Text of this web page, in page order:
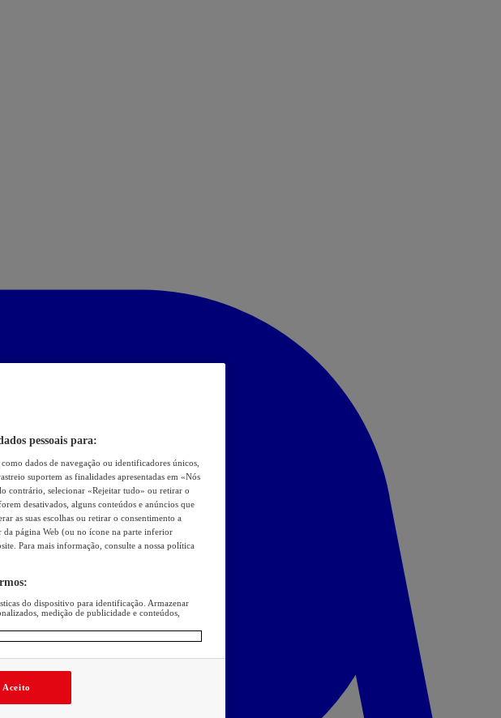
pessoais para:
dados de navegação ou identificadores únicos,
suportem as finalidades apresentadas em «Nós
contrário, selecionar «Rejeitar tudo» ou retirar o
desativados, alguns conteúdos e anúncios que
as suas escolhas ou retirar o consentimento a
página Web (ou no ícone na parte inferior
Para mais informação, consulte a nossa política
do dispositivo para identificação. Armazenar
medição de publicidade e conteúdos,
Aceito